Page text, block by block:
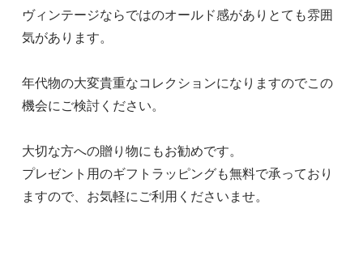
ヴィンテージならではのオールド感がありとても雰囲
気があります。
年代物の大変貴重なコレクションになりますのでこの
機会にご検討ください。
大切な方への贈り物にもお勧めです。
プレゼント用のギフトラッピングも無料で承っており
ますので、お気軽にご利用くださいませ。